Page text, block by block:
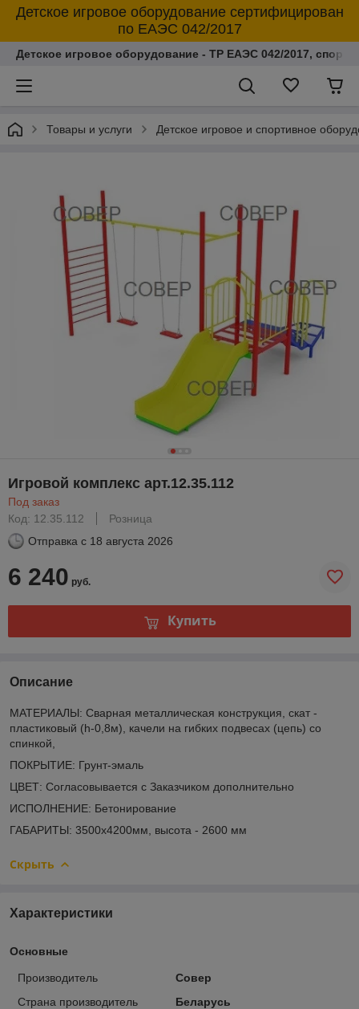
Детское игровое оборудование сертифицирован
по ЕАЭС 042/2017
Детское игровое оборудование - ТР ЕАЭС 042/2017,
Товары и услуги Детское игровое и спортивное
Игровой комплекс арт.12.35.112
Под заказ
Код: 12.35.112
Розница
Отправка с 18 августа 2026
6 240 руб.
Купить
Описание
МАТЕРИАЛЫ: Сварная металлическая конструкция, скат -
пластиковый (h-0,8м), качели на гибких подвесах (цепь) со
спинкой,
ПОКРЫТИЕ: Грунт-эмаль
ЦВЕТ: Согласовывается с Заказчиком дополнительно
ИСПОЛНЕНИЕ: Бетонирование
ГАБАРИТЫ: 3500х4200мм, высота - 2600 мм
Скрыть
Характеристики
Основные
Производитель
Совер
Страна производитель
Беларусь